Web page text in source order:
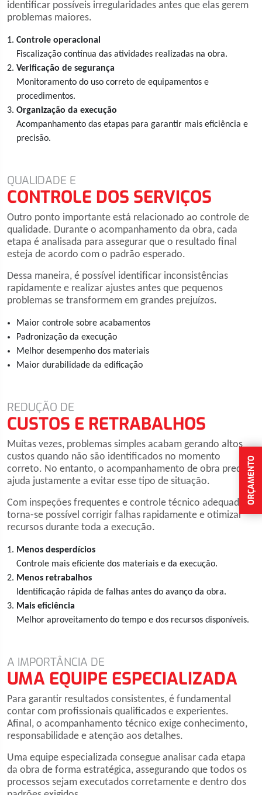
identificar possíveis irregularidades antes que elas gerem
problemas maiores.
Controle operacional
Fiscalização contínua das atividades realizadas na obra.
Verificação de segurança
Monitoramento do uso correto de equipamentos e
procedimentos.
Organização da execução
Acompanhamento das etapas para garantir mais eficiência e
precisão.
QUALIDADE E
CONTROLE DOS SERVIÇOS
Outro ponto importante está relacionado ao controle de
qualidade. Durante o acompanhamento da obra, cada
etapa é analisada para assegurar que o resultado final
esteja de acordo com o padrão esperado.
Dessa maneira, é possível identificar inconsistências
rapidamente e realizar ajustes antes que pequenos
problemas se transformem em grandes prejuízos.
Maior controle sobre acabamentos
Padronização da execução
Melhor desempenho dos materiais
Maior durabilidade da edificação
REDUÇÃO DE
CUSTOS E RETRABALHOS
Muitas vezes, problemas simples acabam gerando altos
custos quando não são identificados no momento
correto. No entanto, o acompanhamento de obra predial
ajuda justamente a evitar esse tipo de situação.
Com inspeções frequentes e controle técnico adequado,
torna-se possível corrigir falhas rapidamente e otimizar
recursos durante toda a execução.
Menos desperdícios
Controle mais eficiente dos materiais e da execução.
Menos retrabalhos
Identificação rápida de falhas antes do avanço da obra.
Mais eficiência
Melhor aproveitamento do tempo e dos recursos disponíveis.
A IMPORTÂNCIA DE
UMA EQUIPE ESPECIALIZADA
Para garantir resultados consistentes, é fundamental
contar com profissionais qualificados e experientes.
Afinal, o acompanhamento técnico exige conhecimento,
responsabilidade e atenção aos detalhes.
Uma equipe especializada consegue analisar cada etapa
da obra de forma estratégica, assegurando que todos os
processos sejam executados corretamente e dentro dos
ORÇAMENTO